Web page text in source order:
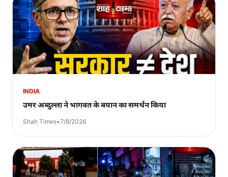
INDIA
उमर अब्दुल्ला ने भागवत के बयान का समर्थन किया
Shah Times•7/8/2026